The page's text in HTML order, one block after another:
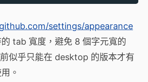
settings/appearance
tab 寬度，避免 8 個字元寬的
似乎只能在 desktop 的版本才有
。